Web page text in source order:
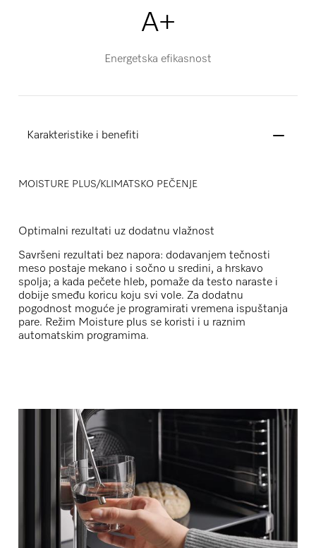
A+
Energetska efikasnost
Karakteristike i benefiti
MOISTURE PLUS/KLIMATSKO PEČENJE
Optimalni rezultati uz dodatnu vlažnost
Savršeni rezultati bez napora: dodavanjem tečnosti
meso postaje mekano i sočno u sredini, a hrskavo
spolja; a kada pečete hleb, pomaže da testo naraste i
dobije smeđu koricu koju svi vole. Za dodatnu
pogodnost moguće je programirati vremena ispuštanja
pare. Režim Moisture plus se koristi i u raznim
automatskim programima.